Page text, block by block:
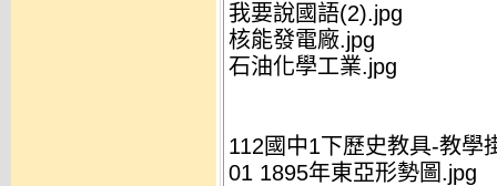
我要說國語(2).jpg
核能發電廠.jpg
石油化學工業.jpg
112國中1下歷史教具-教學
01 1895年東亞形勢圖.jpg